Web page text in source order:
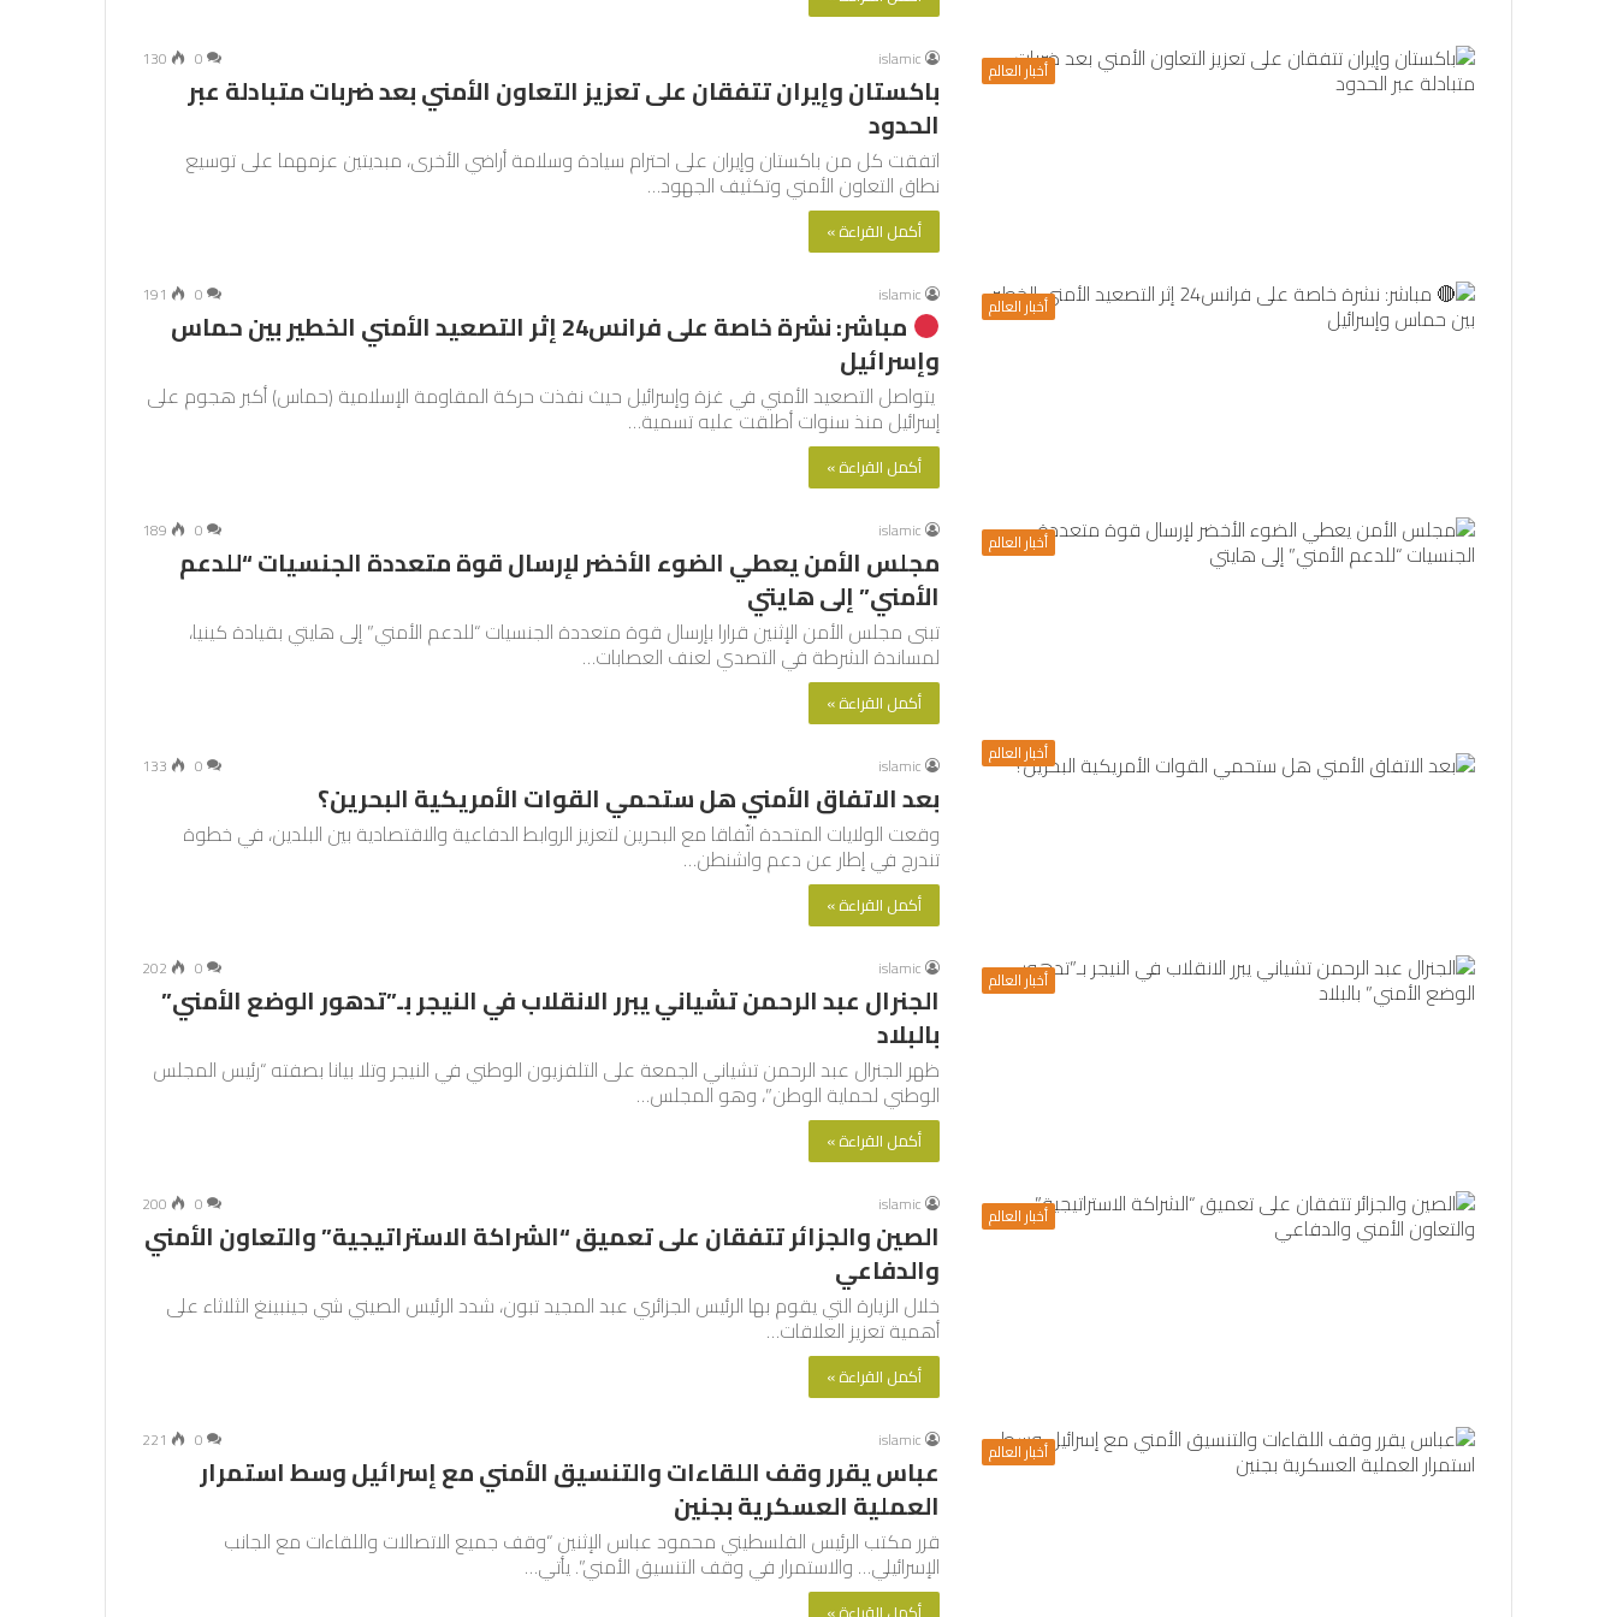
أخبار العالم islamic
0
130
باكستان وإيران تتفقان على تعزيز التعاون الأمني بعد ضربات متبادلة عبر
الحدود
اتفقت كل من باكستان وإيران على احترام سيادة وسلامة أراضي الأخرى، مبديتين عزمهما على توسيع
نطاق التعاون الأمني وتكثيف الجهود…
أكمل القراءة »
أخبار العالم islamic
0
191
مباشر: نشرة خاصة على فرانس24 إثر التصعيد الأمني الخطير بين حماس
وإسرائيل
يتواصل التصعيد الأمني في غزة وإسرائيل حيث نفذت حركة المقاومة الإسلامية (حماس) أكبر هجوم على
إسرائيل منذ سنوات أطلقت عليه تسمية…
أكمل القراءة »
أخبار العالم islamic
0
189
مجلس الأمن يعطي الضوء الأخضر لإرسال قوة متعددة الجنسيات “للدعم
الأمني” إلى هايتي
تبنى مجلس الأمن الإثنين قرارا بإرسال قوة متعددة الجنسيات “للدعم الأمني” إلى هايتي بقيادة كينيا،
لمساندة الشرطة في التصدي لعنف العصابات…
أكمل القراءة »
أخبار العالم islamic
0
133
بعد الاتفاق الأمني هل ستحمي القوات الأمريكية البحرين؟
وقعت الولايات المتحدة اتّفاقا مع البحرين لتعزيز الروابط الدفاعية والاقتصادية بين البلدين، في خطوة
تندرج في إطار عن دعم واشنطن…
أكمل القراءة »
أخبار العالم islamic
0
202
الجنرال عبد الرحمن تشياني يبرر الانقلاب في النيجر بـ”تدهور الوضع الأمني”
بالبلاد
ظهر الجنرال عبد الرحمن تشياني الجمعة على التلفزيون الوطني في النيجر وتلا بيانا بصفته “رئيس المجلس
الوطني لحماية الوطن”، وهو المجلس…
أكمل القراءة »
أخبار العالم islamic
0
200
الصين والجزائر تتفقان على تعميق “الشراكة الاستراتيجية” والتعاون الأمني
والدفاعي
خلال الزيارة التي يقوم بها الرئيس الجزائري عبد المجيد تبون، شدد الرئيس الصيني شي جينبينغ الثلاثاء على
أهمية تعزيز العلاقات…
أكمل القراءة »
أخبار العالم islamic
0
221
عباس يقرر وقف اللقاءات والتنسيق الأمني مع إسرائيل وسط استمرار
العملية العسكرية بجنين
قرر مكتب الرئيس الفلسطيني محمود عباس الإثنين “وقف جميع الاتصالات واللقاءات مع الجانب
الإسرائيلي… والاستمرار في وقف التنسيق الأمني”. يأتي…